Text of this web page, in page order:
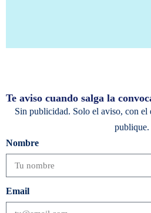
Te aviso cuando salga la
Sin publicidad. Solo el aviso, con el
publique.
Nombre
Email